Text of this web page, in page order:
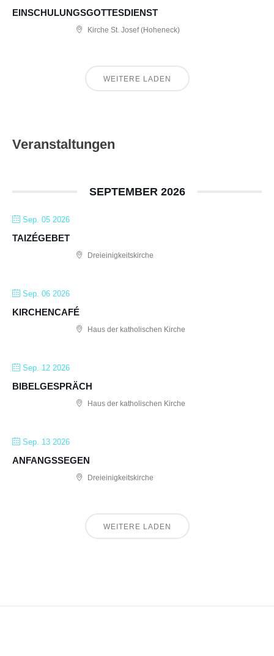
EINSCHULUNGSGOTTESDIENST
Kirche St. Josef (Hoheneck)
WEITERE LADEN
Veranstaltungen
SEPTEMBER 2026
Sep. 05 2026
TAIZÉGEBET
Dreieinigkeitskirche
Sep. 06 2026
KIRCHENCAFÉ
Haus der katholischen Kirche
Sep. 12 2026
BIBELGESPRÄCH
Haus der katholischen Kirche
Sep. 13 2026
ANFANGSSEGEN
Dreieinigkeitskirche
WEITERE LADEN